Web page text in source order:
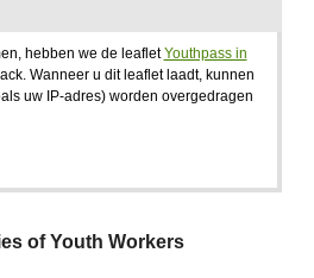
hebben we de leafletYouthpass in
Wanneer u dit leaflet laadt, kunnen
uw IP-adres) worden overgedragen
of Youth Workers